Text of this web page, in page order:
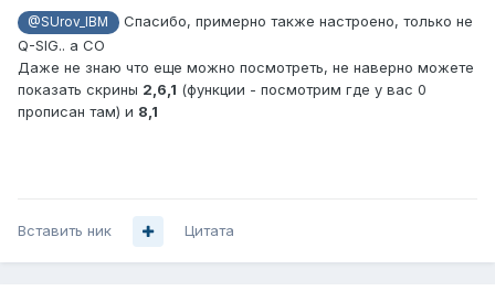
@SUrov_IBM
Спасибо, примерно также настроено, только не
Q-SIG.. a CO
Даже не знаю что еще можно посмотреть, не наверно можете
показать скрины 2,6,1 (функции - посмотрим где у вас 0
прописан там) и 8,1
Вставить ник Цитата